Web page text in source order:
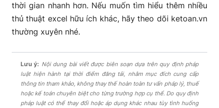
thời gian nhanh hơn. Nếu muốn tìm hiểu thêm nhiều
thủ thuật excel hữu ích khác, hãy theo dõi ketoan.vn
thường xuyên nhé.
Lưu ý: Nội dung bài viết được biên soạn dựa trên quy định pháp
luật hiện hành tại thời điểm đăng tải, nhằm mục đích cung cấp
thông tin tham khảo, không thay thế hoàn toàn tư vấn pháp lý, thuế
hoặc kế toán chuyên biệt cho từng trường hợp cụ thể. Do quy định
pháp luật có thể thay đổi hoặc áp dụng khác nhau tùy tình huống